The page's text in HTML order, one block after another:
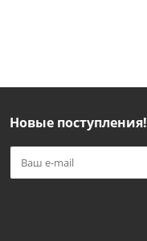
Новые поступления!